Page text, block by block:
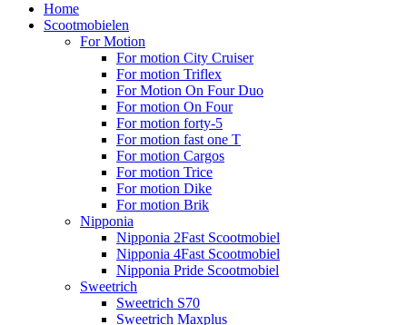
Home
Scootmobielen
For Motion
For motion City Cruiser
For motion Triflex
For Motion On Four Duo
For motion On Four
For motion forty-5
For motion fast one T
For motion Cargos
For motion Trice
For motion Dike
For motion Brik
Nipponia
Nipponia 2Fast Scootmobiel
Nipponia 4Fast Scootmobiel
Nipponia Pride Scootmobiel
Sweetrich
Sweetrich S70
Sweetrich Maxplus